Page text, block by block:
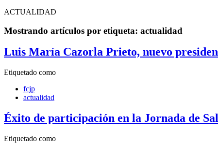
ACTUALIDAD
Mostrando artículos por etiqueta: actualidad
Luis María Cazorla Prieto, nuevo
Etiquetado como
fcjp
actualidad
Éxito de participación en la Jornada de
Etiquetado como